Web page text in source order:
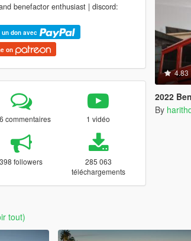
benefactor enthusiast | discord:
un don avec
on
commentaires 1 vidéo
398 followers
285 063
téléchargements
4.83
2022
By
tout)